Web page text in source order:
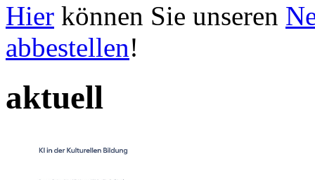
Hier können Sie unseren
abbestellen!
aktuell